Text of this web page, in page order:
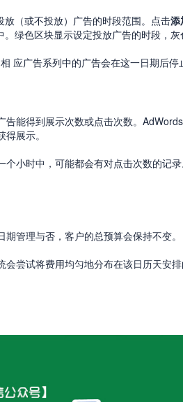
（或不投放）广告的时段范围。点击添
绿色区块显示设定投放广告的时段，灰
应广告系列中的广告会在这一日期后
能得到展示次数或点击次数。AdWords
展示。
小时中，可能都会有对点击次数的记
管理与否，客户的总预算会保持不变。
尝试将费用均匀地分布在该日历天安